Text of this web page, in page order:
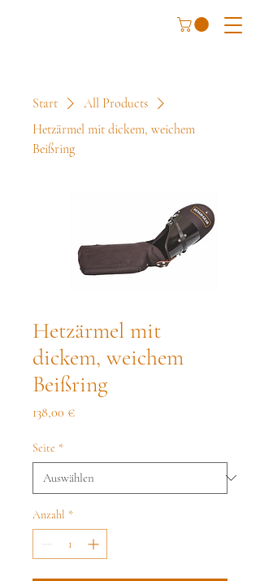
Start
All Products
Hetzärmel mit dickem, weichem
Beißring
Hetzärmel mit
dickem, weichem
Beißring
138,00 €Preis
Seite *
Anzahl *